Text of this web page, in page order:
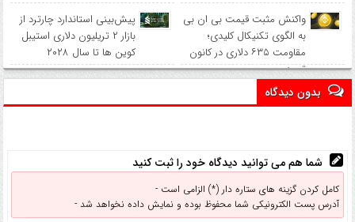
واکنش مثبت قیمت بی ان بی
به الگوی تکنیکال کلیدی؛
مقاومت ۶۳۵ دلاری در کانون
توجه
پیش‌بینی استاندارد چارترد از
بازار ۲ تریلیون دلاری استیبل
کوین‌ ها تا سال ۲۰۲۸
بدون دیدگاه
شما هم می توانید دیدگاه خود را ثبت کنید
کامل کردن گزینه های ستاره دار (*) الزامی است -
آدرس پست الکترونیکی شما محفوظ بوده و نمایش داده نخواهد شد -